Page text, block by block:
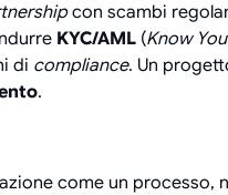
con scambi
KYC/AML (Know
di compliance. Un
.
come un processo,